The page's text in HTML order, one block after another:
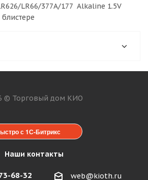
LR66/377A/177 Alkaline 1.5V
© Торговый дом КИО
с 1С-Битрикс
Наши контакты
68-32 web@kioth.ru